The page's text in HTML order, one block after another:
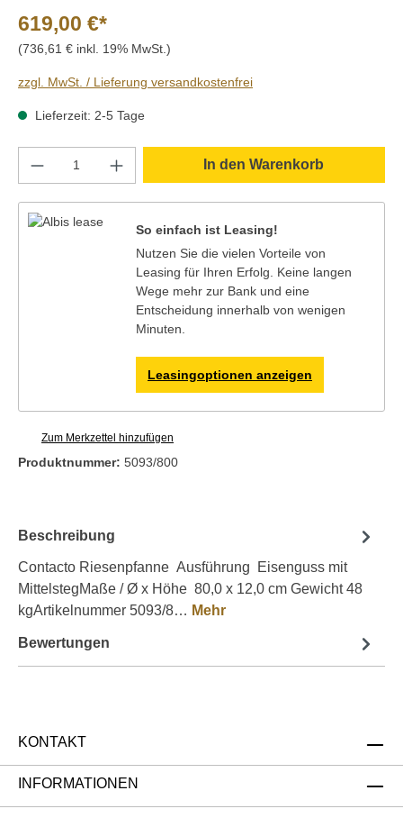
619,00 €*
(736,61 € inkl. 19% MwSt.)
zzgl. MwSt. / Lieferung versandkostenfrei
Lieferzeit: 2-5 Tage
Produkt Anzahl: Gib den gewünschten
In den Warenkorb
So einfach ist Leasing!
Nutzen Sie die vielen Vorteile von
Leasing für Ihren Erfolg. Keine langen
Wege mehr zur Bank und eine
Entscheidung innerhalb von wenigen
Minuten.
Leasingoptionen anzeigen
Zum Merkzettel hinzufügen
Produktnummer: 5093/800
Beschreibung
Contacto Riesenpfanne Ausführung Eisenguss mit
MittelstegMaße / Ø x Höhe 80,0 x 12,0 cm Gewicht 48
kgArtikelnummer 5093/8… Mehr
Bewertungen
KONTAKT
INFORMATIONEN